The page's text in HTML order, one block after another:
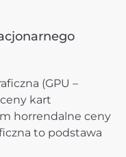
(GPU –
kart
horrendalne ceny
to podstawa